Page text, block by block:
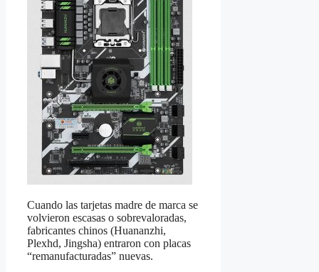
Cuando las tarjetas madre de marca se
volvieron escasas o sobrevaloradas,
fabricantes chinos (Huananzhi,
Plexhd, Jingsha) entraron con placas
“remanufacturadas” nuevas.